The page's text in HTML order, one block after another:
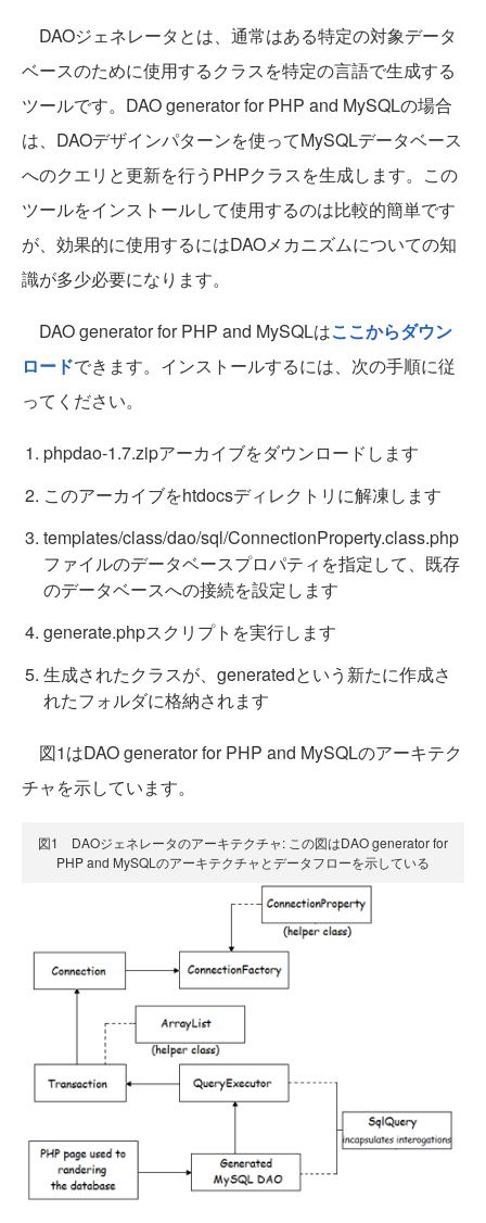
DAOジェネレータとは、通常はある特定の対象データ
ベースのために使用するクラスを特定の言語で生成する
ツールです。DAO generator for PHP and MySQLの場合
は、DAOデザインパターンを使ってMySQLデータベース
へのクエリと更新を行うPHPクラスを生成します。この
ツールをインストールして使用するのは比較的簡単です
が、効果的に使用するにはDAOメカニズムについての知
識が多少必要になります。
DAO generator for PHP and MySQLはここからダウン
ロードできます。インストールするには、次の手順に従
ってください。
phpdao-1.7.zipアーカイブをダウンロードします
このアーカイブをhtdocsディレクトリに解凍します
templates/class/dao/sql/ConnectionProperty.class.php
ファイルのデータベースプロパティを指定して、既存
のデータベースへの接続を設定します
generate.phpスクリプトを実行します
生成されたクラスが、generatedという新たに作成さ
れたフォルダに格納されます
図1はDAO generator for PHP and MySQLのアーキテク
チャを示しています。
図1 DAOジェネレータのアーキテクチャ: この図はDAO generator for
PHP and MySQLのアーキテクチャとデータフローを示している